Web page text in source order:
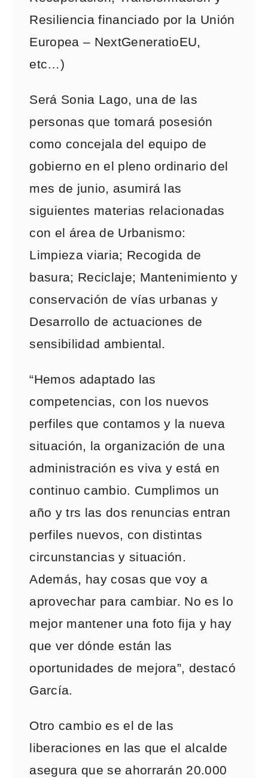
Resiliencia financiado por la Unión
Europea – NextGeneratioEU,
etc…)
Será Sonia Lago, una de las
personas que tomará posesión
como concejala del equipo de
gobierno en el pleno ordinario del
mes de junio, asumirá las
siguientes materias relacionadas
con el área de Urbanismo:
Limpieza viaria; Recogida de
basura; Reciclaje; Mantenimiento y
conservación de vías urbanas y
Desarrollo de actuaciones de
sensibilidad ambiental.
“Hemos adaptado las
competencias, con los nuevos
perfiles que contamos y la nueva
situación, la organización de una
administración es viva y está en
continuo cambio. Cumplimos un
año y trs las dos renuncias entran
perfiles nuevos, con distintas
circunstancias y situación.
Además, hay cosas que voy a
aprovechar para cambiar. No es lo
mejor mantener una foto fija y hay
que ver dónde están las
oportunidades de mejora”, destacó
García.
Otro cambio es el de las
liberaciones en las que el alcalde
asegura que se ahorrarán 20.000